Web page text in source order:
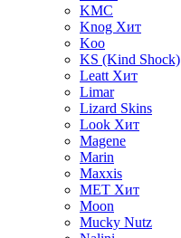
KMC
Knog Хит
Koo
KS (Kind Shock)
Leatt Хит
Limar
Lizard Skins
Look Хит
Magene
Marin
Maxxis
MET Хит
Moon
Mucky Nutz